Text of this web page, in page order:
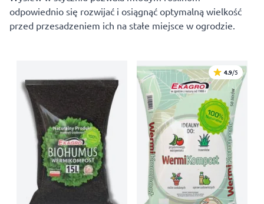
odpowiednio się rozwijać i osiągnąć optymalną wielkość
przed przesadzeniem ich na stałe miejsce w ogrodzie.
4.9/5